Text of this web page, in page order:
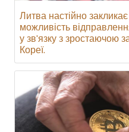
Литва настійно
можливість
у зв'язку з зростаючою
Кореї.